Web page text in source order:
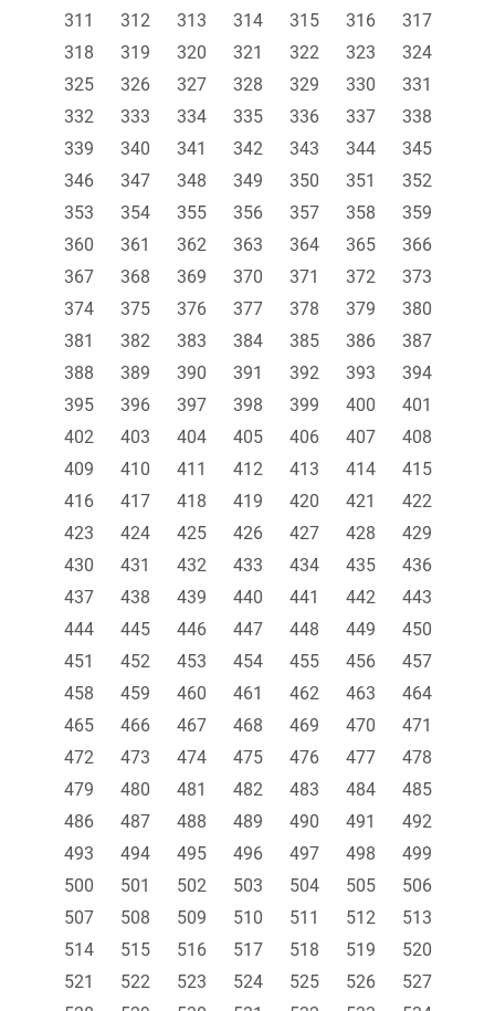
311
312 313 314 315 316
317
318
319 320 321 322 323
324
325
326 327 328 329 330
331
332
333 334 335 336 337
338
339
340 341 342 343 344
345
346
347 348 349 350 351
352
353
354 355 356 357 358
359
360
361 362 363 364 365
366
367
368 369 370 371 372
373
374
375 376 377 378 379
380
381
382 383 384 385 386
387
388
389 390 391 392 393
394
395
396 397 398 399 400
401
402
403 404 405 406 407
408
409
410 411 412 413 414
415
416
417 418 419 420 421
422
423
424 425 426 427 428
429
430
431 432 433 434 435
436
437
438 439 440 441 442
443
444
445 446 447 448 449
450
451
452 453 454 455 456
457
458
459 460 461 462 463
464
465
466 467 468 469 470
471
472
473 474 475 476 477
478
479
480 481 482 483 484
485
486
487 488 489 490 491
492
493
494 495 496 497 498
499
500
501 502 503 504 505
506
507
508 509 510 511 512
513
514
515 516 517 518 519
520
521
522 523 524 525 526
527